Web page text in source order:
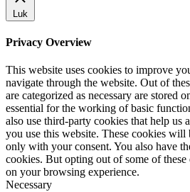
Luk
Privacy Overview
This website uses cookies to improve
navigate through the website. Out of
are categorized as necessary are stored
essential for the working of basic
also use third-party cookies that help us
you use this website. These cookies
only with your consent. You also have
cookies. But opting out of some of
on your browsing experience.
Necessary